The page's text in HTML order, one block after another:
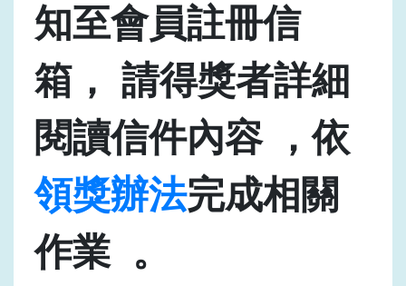
知至會員註冊信
箱， 請得獎者詳細
閱讀信件內容 ，依
領獎辦法完成相關
作業 。